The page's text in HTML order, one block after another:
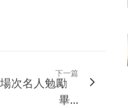
下一篇
場次名人勉勵
畢...